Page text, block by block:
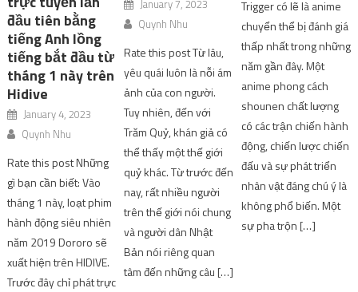
đầu tiên bằng
tiếng Anh lồng
tiếng bắt đầu từ
tháng 1 này trên
Hidive
January 4, 2023
Quynh Nhu
Rate this post Những
gì bạn cần biết: Vào
tháng 1 này, loạt phim
hành động siêu nhiên
năm 2019 Dororo sẽ
xuất hiện trên HIDIVE.
Trước đây chỉ phát trực
January 7, 2023
Quynh Nhu
Rate this post Từ lâu,
yêu quái luôn là nỗi ám
ảnh của con người.
Tuy nhiên, đến với
Trăm Quỷ, khán giả có
thể thấy một thế giới
quỷ khác. Từ trước đến
nay, rất nhiều người
trên thế giới nói chung
và người dân Nhật
Bản nói riêng quan
tâm đến những câu […]
Trigger có lẽ là anime
chuyển thể bị đánh giá
thấp nhất trong những
năm gần đây. Một
anime phong cách
shounen chất lượng
có các trận chiến hành
động, chiến lược chiến
đấu và sự phát triển
nhân vật đáng chú ý là
không phổ biến. Một
sự pha trộn […]